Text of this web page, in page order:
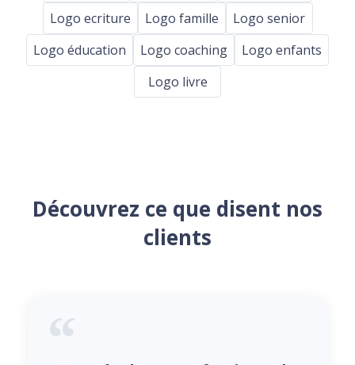
Logo ecriture
Logo famille
Logo senior
Logo éducation
Logo coaching
Logo enfants
Logo livre
Découvrez ce que disent nos
clients